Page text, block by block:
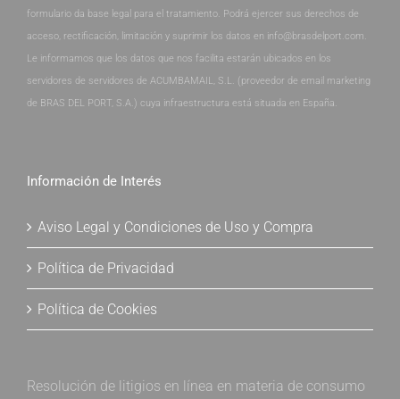
formulario da base legal para el tratamiento. Podrá ejercer sus derechos de
acceso, rectificación, limitación y suprimir los datos en info@brasdelport.com.
Le informamos que los datos que nos facilita estarán ubicados en los
servidores de servidores de ACUMBAMAIL, S.L. (proveedor de email marketing
de BRAS DEL PORT, S.A.) cuya infraestructura está situada en España.
Información de Interés
Aviso Legal y Condiciones de Uso y Compra
Política de Privacidad
Política de Cookies
Resolución de litigios en línea en materia de consumo